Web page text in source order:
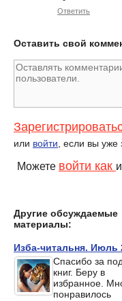
Ответить
Оставить свой
или войти, если вы уже
Можете войти как
Другие обсуждаемые
материалы:
Изба-читальня. Июль
Спасибо за
книг. Беру в
избранное.
понравилось